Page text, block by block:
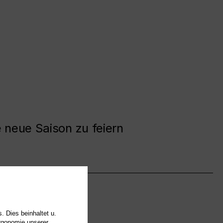
Saison zu feiern
Dies beinhaltet u.